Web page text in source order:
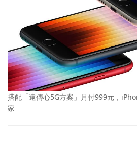
搭配「遠傳心5G方案」月付999元，
家